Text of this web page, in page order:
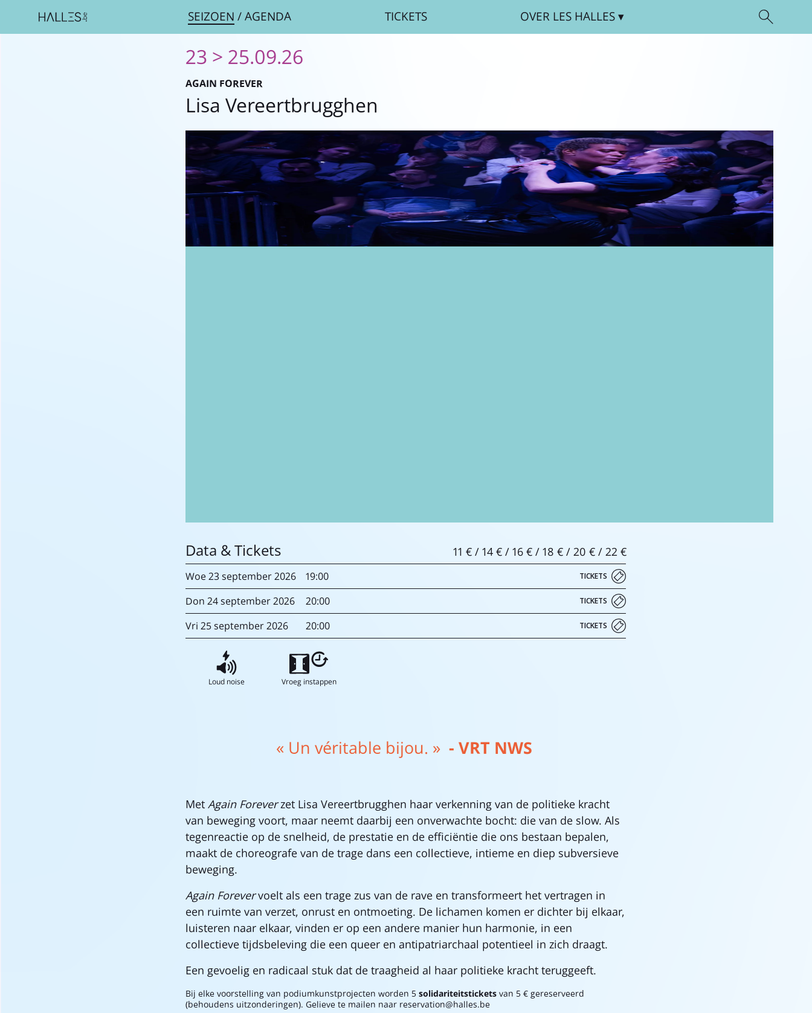
SEIZOEN /AGENDA TICKETS OVER LES HALLES
23 > 25.09.26
AGAIN FOREVER
Lisa Vereertbrugghen
Data & Tickets 11 € / 14 € / 16 € / 18 € / 20 € / 22 €
Woe23 september2026 19:00 TICKETS
Don 24 september2026 20:00 TICKETS
Vri 25 september2026 20:00 TICKETS
Loud noise Vroeg instappen
« Un véritable bijou. » - VRT NWS
Met Again Foreverzet Lisa Vereertbrugghen haar verkenning van de politieke kracht
van beweging voort, maar neemt daarbij een onverwachte bocht: die van de slow. Als
tegenreactie op de snelheid, de prestatie en de efficiëntie die ons bestaan bepalen,
maakt de choreografe van de trage dans een collectieve, intieme en diep subversieve
beweging.
Again Forevervoelt als een trage zus van de rave en transformeert het vertragen in
een ruimte van verzet, onrust en ontmoeting. De lichamen komen er dichter bij elkaar,
luisteren naar elkaar, vinden er op een andere manier hun harmonie, in een
collectieve tijdsbeleving die een queer en antipatriarchaal potentieel in zich draagt.
Een gevoelig en radicaal stuk dat de traagheid al haar politieke kracht teruggeeft.
Bij elke voorstelling van podiumkunstprojecten worden 5solidariteitstickets van 5 € gereserveerd
(behoudens uitzonderingen). Gelieve te mailen naar reservation@halles.be